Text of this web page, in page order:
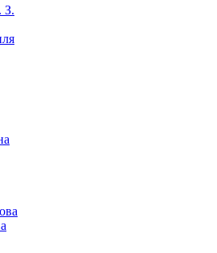
З.